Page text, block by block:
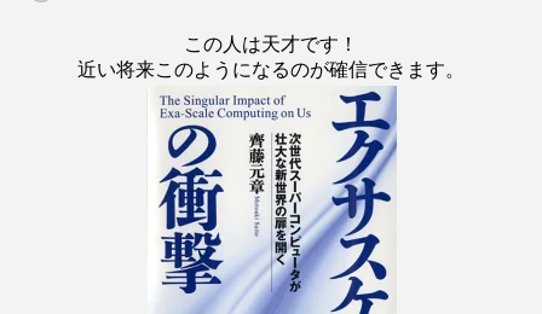
この人は天才です！
近い将来このようになるのが確信できます。